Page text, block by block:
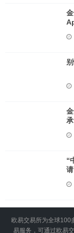
“
请
欧易交易所为全球100
易服务，可通过欧易